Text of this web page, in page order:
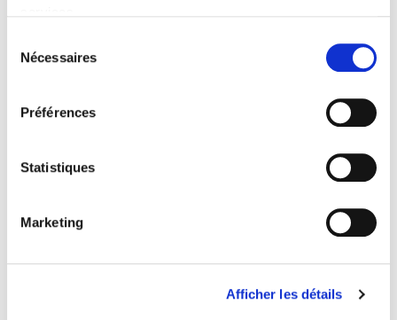
Nécessaires
Préférences
Statistiques
Marketing
Afficher les détails
prospective et des statistiques
Language
Publisher Category
Publisher Category
>Politics
BISAC Subject Heading